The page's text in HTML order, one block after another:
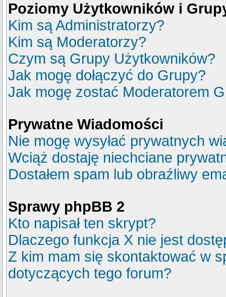
Poziomy Użytkowników i
Kim są Administratorzy?
Kim są Moderatorzy?
Czym są Grupy Użytkowników?
Jak mogę dołączyć do Grupy?
Jak mogę zostać Moderatorem
Prywatne Wiadomości
Nie mogę wysyłać prywatnych
Wciąż dostaję niechciane
Dostałem spam lub obraźliwy
Sprawy phpBB 2
Kto napisał ten skrypt?
Dlaczego funkcja X nie jest
Z kim mam się skontaktować w
dotyczących tego forum?